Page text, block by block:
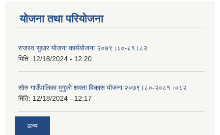
योजना तथा परियोजना
राजस्व सुधार योजना कार्ययोजना २०७९।८०-८१।८२
मिति: 12/18/2024 - 12:20
सोरु गाउँपालिका मुगुको क्षमता विकास योजना २०७९।८०-२०८१।०८२
मिति: 12/18/2024 - 12:17
अन्य